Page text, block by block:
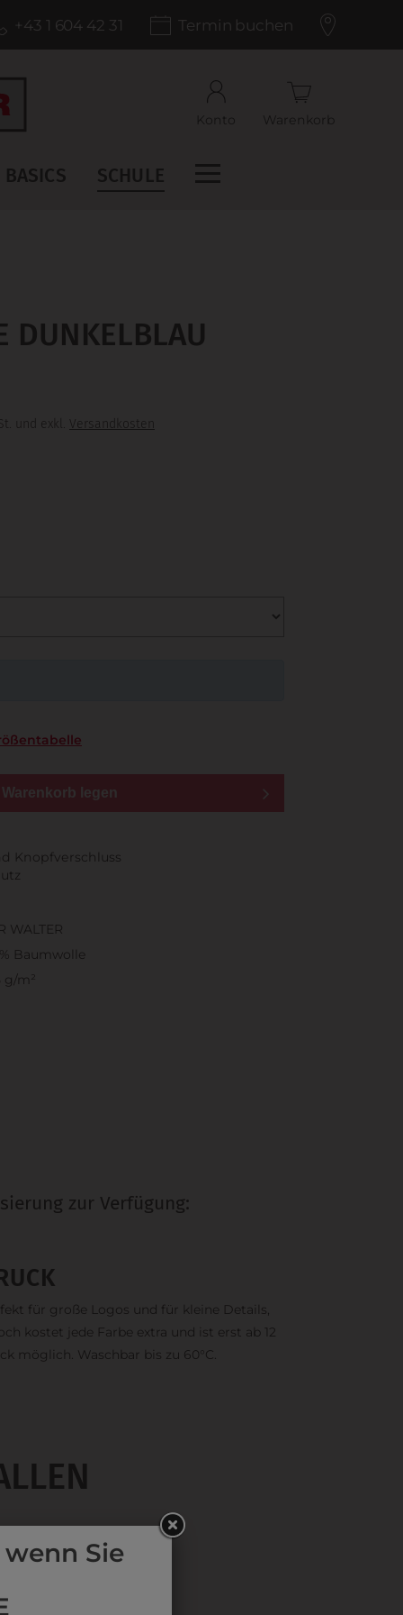
+43 1 604 42 31 Termin buchen
Konto
Warenkorb
BASICS SCHULE
DUNKELBLAU
und exkl. Versandkosten
Warenkorb legen
Knopfverschluss
WALTER
Baumwolle
g/m²
zur Verfügung:
für große Logos und für kleine Details,
kostet jede Farbe extra und ist erst ab 12
möglich. Waschbar bis zu 60°C.
Sie